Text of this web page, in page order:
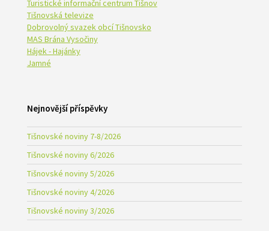
Turistické informační centrum Tišnov
Tišnovská televize
Dobrovolný svazek obcí Tišnovsko
MAS Brána Vysočiny
Hájek - Hajánky
Jamné
Nejnovější příspěvky
Tišnovské noviny 7-8/2026
Tišnovské noviny 6/2026
Tišnovské noviny 5/2026
Tišnovské noviny 4/2026
Tišnovské noviny 3/2026